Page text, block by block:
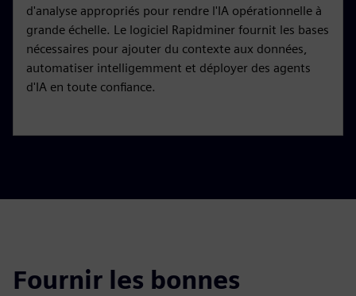
d'analyse appropriés pour rendre l'IA opérationnelle à
grande échelle. Le logiciel Rapidminer fournit les bases
nécessaires pour ajouter du contexte aux données,
automatiser intelligemment et déployer des agents
d'IA en toute confiance.
Fournir les bonnes